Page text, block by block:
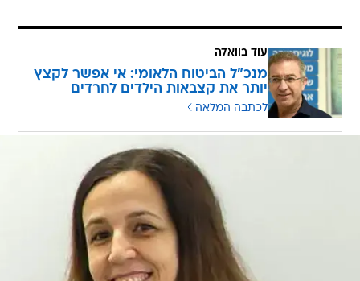
עוד בוואלה
מנכ"ל הביטוח הלאומי: אי אפשר לקצץ
יותר את קצבאות הילדים לחרדים
לכתבה המלאה